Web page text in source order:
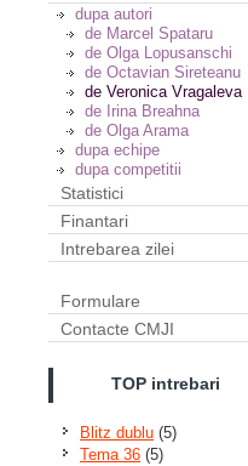
dupa autori
de Marcel Spataru
de Olga Lopusanschi
de Octavian Sireteanu
de Veronica Vragaleva
de Irina Breahna
de Olga Arama
dupa echipe
dupa competitii
Statistici
Finantari
Intrebarea zilei
Formulare
Contacte CMJI
TOP intrebari
Blitz dublu (5)
Tema 36 (5)